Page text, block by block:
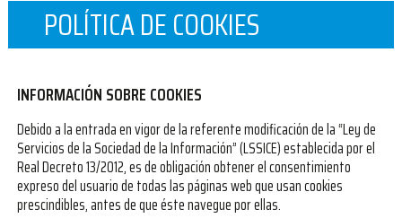
POLÍTICA DE COOKIES
INFORMACIÓN SOBRE COOKIES
Debido a la entrada en vigor de la referente modificación de la “Ley de
Servicios de la Sociedad de la Información” (LSSICE) establecida por el
Real Decreto 13/2012, es de obligación obtener el consentimiento
expreso del usuario de todas las páginas web que usan cookies
prescindibles, antes de que éste navegue por ellas.